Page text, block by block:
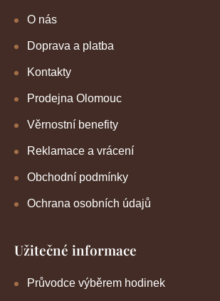
O nás
Doprava a platba
Kontakty
Prodejna Olomouc
Věrnostní benefity
Reklamace a vrácení
Obchodní podmínky
Ochrana osobních údajů
Užitečné informace
Průvodce výběrem hodinek